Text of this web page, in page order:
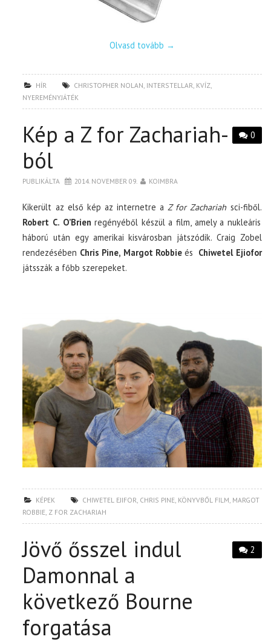
Olvasd tovább →
HÍR CHRISTOPHER NOLAN, INTERSTELLAR, KVÍZ,
NYEREMÉNYJÁTÉK
0
Kép a Z for Zachariah-
ból
PUBLIKÁLTA 2014. NOVEMBER 09. KOIMBRA
Kikerült az első kép az internetre a Z for Zachariahsci-fiből.
Robert C. O’Brien regényéből készül a film, amely a nukleáris
háború után egy amerikai kisvárosban játszódik. Craig Zobel
rendezésében Chris Pine, Margot Robbieés Chiwetel Ejiofor
játsszák a főbb szerepeket.
KÉPEK CHIWETEL EJIFOR CHRIS PINE KÖNYVBŐL FILM MARGOT
ROBBIE Z FOR ZACHARIAH
2
Jövő ősszel indul
Damonnal a
következő Bourne
forgatása